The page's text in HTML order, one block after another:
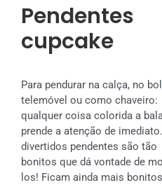
Pendentes
cupcake
Para pendurar na calça, no
telemóvel ou como chaveiro:
qualquer coisa colorida a
prende a atenção de
divertidos pendentes são tão
bonitos que dá vontade de
los! Ficam ainda mais